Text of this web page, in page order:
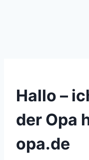
Hallo –
der Opa
opa.de